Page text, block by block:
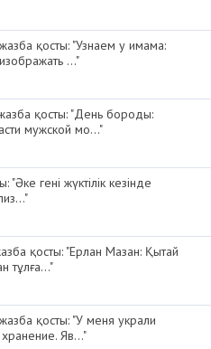
қосты: "Узнаем у имама:
..."
қосты: "День бороды:
мужской мо..."
гені жүктілік кезінде
қосты: "Ерлан Мазан: Қытай
тұлға..."
қосты: "У меня украли
Яв..."